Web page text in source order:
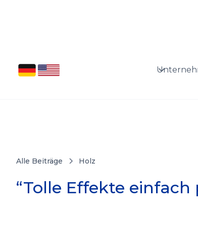
Alle Beiträge Holz
“Tolle Effekte